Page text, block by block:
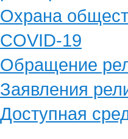
Охрана
COVID-19
Обращение
Заявления
Доступная